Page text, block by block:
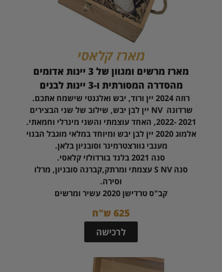
מארז קלאסי
מארז מרשים ומגוון של 3 יינות אדומים
מהסדרה המסורתית ו-3 יינות לבנים
רוזה 2024 יין ורוד, יבש ואלגנטי שישמח אתכם.
שרדונה NV יין לבן יבש, שילוב של שני הבצירים
2021 -2022, האחד עוצמתי והשני מינרלי וחמאתי.
אלמוג 2020 יין לבן יבש ומיוחד במלאי מוגבל הבנוי
מענבי גוורצטרמינר וסובניון בלאן.
סנה 2021 בלנד בורדולזי קלאסי.
סנה S NV עצמתי ומרתק,קברנה סובניון, מרלו
וסירה.
קב"ס טרדישן 2020 עשיר ומרשים
625 ש"ח
לרכישה